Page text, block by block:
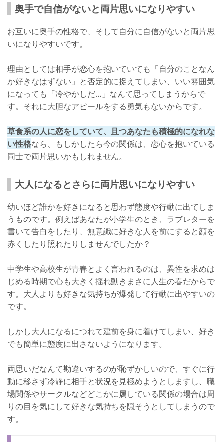
STEP1: 両片思いの可能性がどのくらいあるのか考える
まとめ
奥手で自信がないと両片思いになりやすい
お互いに奥手の性格で、そして自分に自信がないと両片思
いになりやすいです。
理由としては相手が恋心を抱いていても「自分のことなん
か好きなはずない」と否定的に捉えてしまい、いい雰囲気
になっても「冷やかしだ…」なんて思ってしまうからで
す。それに大胆なアピールをする勇気もないからです。
草食系の人に恋をしていて、且つあなたも積極的になれな
い性格なら、もしかしたら今の関係は、恋心を抱いている
同士で両片思いかもしれません。
大人になるとさらに両片思いになりやすい
幼いほど誰かを好きになると思わず態度や行動に出てしま
うものです。例えばあなたが小学生のとき、ラブレターを
書いて告白をしたり、無意識に好きな人を前にすると顔を
赤くしたり照れたりしませんでしたか？
中学生や高校生が青春とよく言われるのは、異性を求めは
じめる時期で心も大きく揺れ動きまさに人生の春だからで
す。大人よりも好きな気持ちが爆発して行動に出やすいの
です。
しかし大人になるにつれて建前を身に着けてしまい、好き
でも簡単に態度に出さないようになります。
両思いだなんて勘違いするのが恥ずかしいので、すぐに行
動に移さず冷静に相手と状況を見極めようとしますし、職
場関係やサークルなどどこかに属している関係の場合は周
りの目を気にして好きな気持ちを隠そうとしてしまうので
す。